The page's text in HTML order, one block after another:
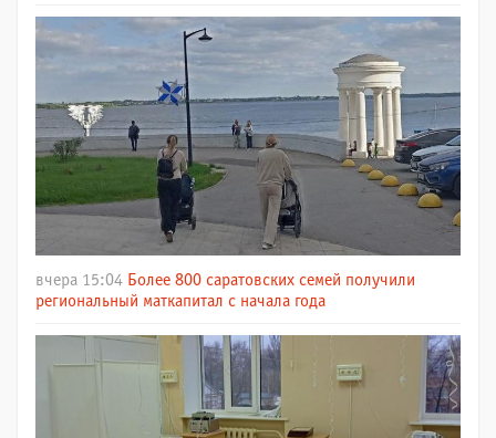
вчера 15:04 Более 800 саратовских семей получили
региональный маткапитал с начала года